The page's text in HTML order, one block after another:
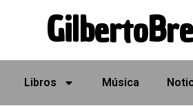
Libros Música